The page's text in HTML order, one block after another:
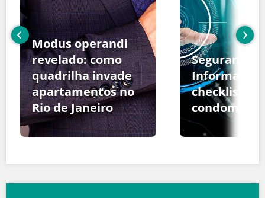
Modus operandi
revelado: como
quadrilha invade
apartamentos no
Rio de Janeiro
Segurança
Informação:
checklist
‹ ›